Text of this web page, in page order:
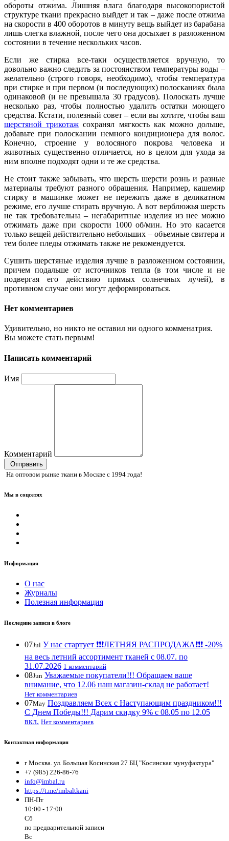
обороты отжима. Лишняя влага благодаря высокопористой
структуре ткани прекрасно выйдет и так – даже после отжима
на скорости в 400 оборотов в минуту вещь выйдет из барабана
лишь слегка влажной, после чего она досыхает в разложенном
состоянии в течение нескольких часов.
Если же стирка все-таки осуществляется вручную, то
довольно важно следить за постоянством температуры воды –
желательно (строго говоря, необходимо), чтобы температура
при стирке и при первом (и последующих) полосканиях была
одинаковой (и не превышала 30 градусов). Полоскать лучше
несколько раз, чтобы полностью удалить остатки моющего
средства. Кстати, полезный совет – если вы хотите, чтобы ваш
шерстяной трикотаж сохранял мягкость как можно дольше,
добавьте при полоскании немного кондиционера для волос.
Конечно, строение у волосяного покрова человека и
животных существенно отличается, но в целом для ухода за
ним вполне подходят одни и те же средства.
Не стоит также забывать, что шерсть шерсти рознь и разные
материалы требуют разного обращения. Например, кашемир
стирку в машинке может не пережить даже в деликатном
режиме, его лучше стирать вручную. А вот верблюжья шерсть
не так требовательна – негабаритные изделия из нее можно
отжимать даже при скорости 1000 об/мин. Но это касается
только вещей действительно небольших – объемные свитера и
тем более пледы отжимать также не рекомендуется.
Сушить шерстяные изделия лучше в разложенном состоянии,
причем подальше от источников тепла (в том числе и не
подвергая его действию прямых солнечных лучей), в
противном случае они могут деформироваться.
Нет комментариев
Удивительно, но никто не оставил ни одного комменатрия.
Вы можете стать первым!
Написать комментарий
Имя
Комментарий
Отправить
На оптовом рынке ткани в Москве с 1994 года!
Мы в соцсетях
Информация
О нас
Журналы
Полезная информация
Последние записи в блоге
07Jul У нас стартует ❗️❗️❗️ЛЕТНЯЯ РАСПРОДАЖА❗️❗️❗️ -20%
на весь летний ассортимент тканей с 08.07. по
31.07.2026 1 комментарий
08Jun Уважаемые покупатели!!! Обращаем ваше
внимание, что 12.06 наш магазин-склад не работает!
Нет комментариев
07May Поздравляем Всех с Наступающим праздником!!!
С Днем Победы!!! Дарим скидку 9% с 08.05 по 12.05
вкл. Нет комментариев
Контактная информация
г Москва. ул. Большая Косинская 27 БЦ "Косинская мунуфактура"
+7 (985) 226-86-76
info@imbal.ru
https://t.me/imbaltkani
ПН-Пт
10:00 - 17:00
Сб
по предварительной записи
Вс